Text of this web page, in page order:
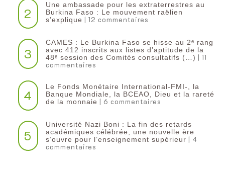
2
Une ambassade pour les extraterrestres au
Burkina Faso : Le mouvement raëlien
s’explique | 12 commentaires
3
CAMES : Le Burkina Faso se hisse au 2ᵉ rang
avec 412 inscrits aux listes d’aptitude de la
48ᵉ session des Comités consultatifs (…) | 11
commentaires
4
Le Fonds Monétaire International-FMI-, la
Banque Mondiale, la BCEAO, Dieu et la rareté
de la monnaie | 6 commentaires
5
Université Nazi Boni : La fin des retards
académiques célébrée, une nouvelle ère
s’ouvre pour l’enseignement supérieur | 4
commentaires